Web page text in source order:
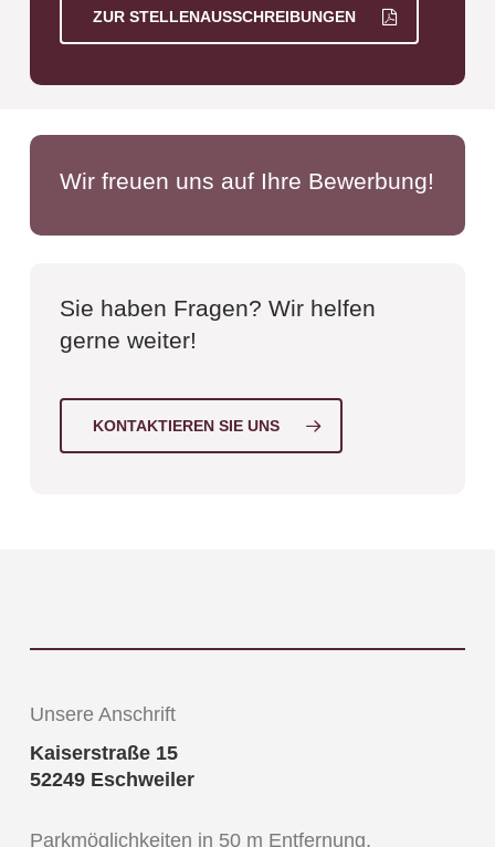
ZUR STELLENAUSSCHREIBUNGEN
Wir freuen uns auf Ihre Bewerbung!
Sie haben Fragen? Wir helfen
gerne weiter!
KONTAKTIEREN SIE UNS
Unsere Anschrift
Kaiserstraße 15
52249 Eschweiler
Parkmöglichkeiten in 50 m Entfernung,